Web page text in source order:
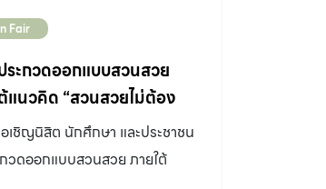
รใช้งานมากขึ้น โดยนักออกแบบไฟ
าปรับเปลี่ยนพื้นที่รกร้างริมถนน
และซุ้มวินรถจักรยานยนต์รับจ้าง
ประโยชน์ เพื่อสร้างแรงบันดาลใจ
ในสวนและพื้นที่ในชุมชน ซึ่งหาก
ร้าง จากสวนเล็ก ๆ ก็จะรวมกัน
Fair
ะกวดออกแบบสวนสวย
แนวคิด “สวนสวยไม่ต้อง
เชิญนิสิต นักศึกษา และประชาชน
วดออกแบบสวนสวย ภายใต้